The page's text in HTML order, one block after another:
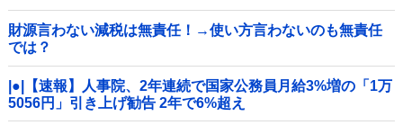
財源言わない減税は無責任！→使い方言わないのも無責任
では？
|●|【速報】人事院、2年連続で国家公務員月給3%増の「1万
5056円」引き上げ勧告 2年で6%超え